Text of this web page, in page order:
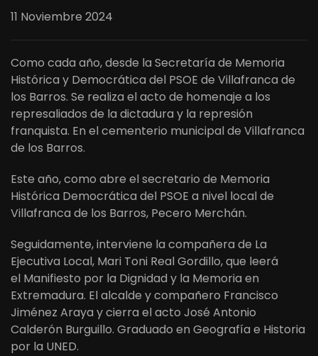
11 Noviembre 2024
Como cada año, desde la Secretaría de Memoria
Histórica y Democrática del PSOE de Villafranca de
los Barros. Se realiza el acto de homenaje a los
represaliados de la dictadura y la represión
franquista. En el cementerio municipal de Villafranca
de los Barros.
Este año, como abre el secretario de Memoria
Histórica Democrática del PSOE a nivel local de
Villafranca de los Barros, Pecero Merchán.
Seguidamente, interviene la compañera de La
Ejecutiva Local, Mari Toni Real Gordillo, que leerá
el Manifiesto por la Dignidad y la Memoria en
Extremadura. El alcalde y compañero Francisco
Jiménez Araya y cierra el acto José Antonio
Calderón Burguillo. Graduado en Geografía e Historia
por la UNED.